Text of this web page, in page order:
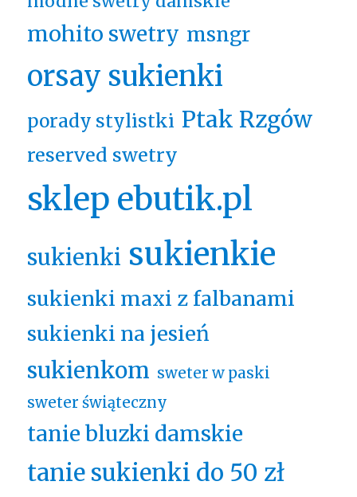
mohito swetry msngr
orsay sukienki
porady stylistki Ptak Rzgów
reserved swetry
sklep ebutik.pl
sukienki sukienkie
sukienki maxi z falbanami
sukienki na jesień
sukienkom sweter w paski
sweter świąteczny
tanie bluzki damskie
tanie sukienki do 50 zł